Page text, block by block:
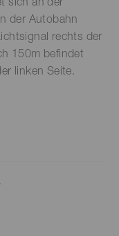
der Autobahn
rechts der
150m befindet
linken Seite.